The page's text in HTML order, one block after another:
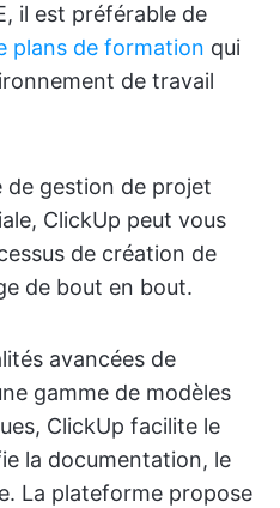
il est préférable de
plans de formation qui
de travail
gestion de projet
ClickUp peut vous
de création de
de bout en bout.
avancées de
gamme de modèles
ClickUp facilite le
la documentation, le
La plateforme propose